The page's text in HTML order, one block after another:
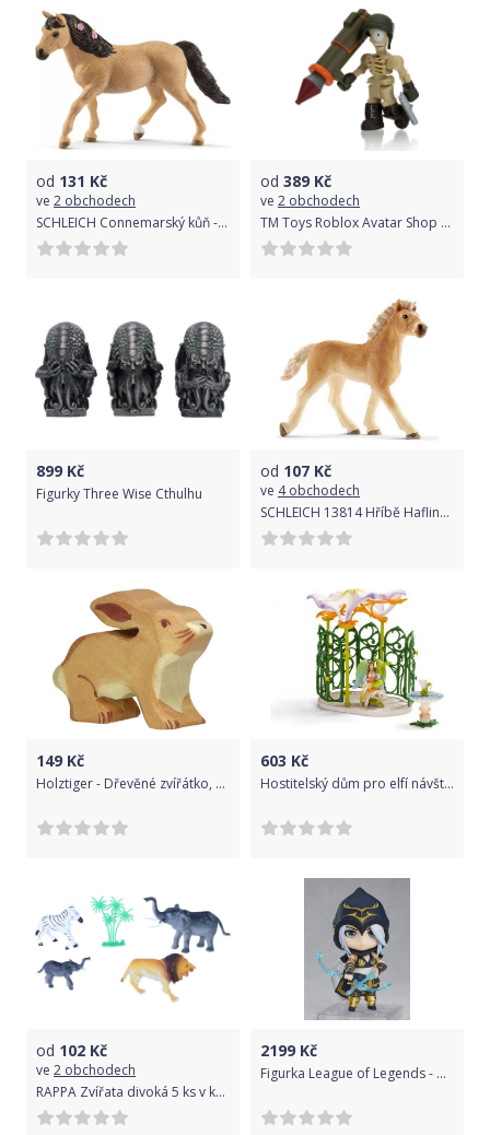
od 131 Kč
ve 2 obchodech
SCHLEICH Connemarský kůň - kobyla
od 389 Kč
ve 2 obchodech
TM Toys Roblox Avatar Shop Level 261 Undead Cyclops Soldier a 2 doplňky
899 Kč
Figurky Three Wise Cthulhu
od 107 Kč
ve 4 obchodech
SCHLEICH 13814 Hříbě Haflingerské
149 Kč
Holztiger - Dřevěné zvířátko, Zajíc uši dole
603 Kč
Hostitelský dům pro elfí návštěvníky
od 102 Kč
ve 2 obchodech
RAPPA Zvířata divoká 5 ks v krabici
2199 Kč
Figurka League of Legends - Ashe (Nendoroid)